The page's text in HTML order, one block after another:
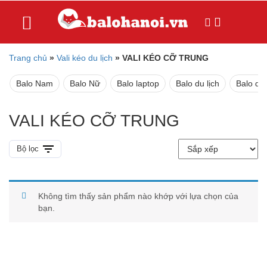
Trang chủ » Vali kéo du lịch » VALI KÉO CỠ TRUNG
Balo Nam Balo Nữ Balo laptop Balo du lịch Balo da
VALI KÉO CỠ TRUNG
Bộ lọc
Không tìm thấy sản phẩm nào khớp với lựa chọn của
bạn.